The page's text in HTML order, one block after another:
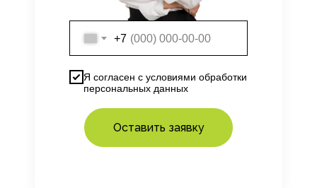
+7
Я согласен с условиями обработки
персональных данных
Оставить заявку